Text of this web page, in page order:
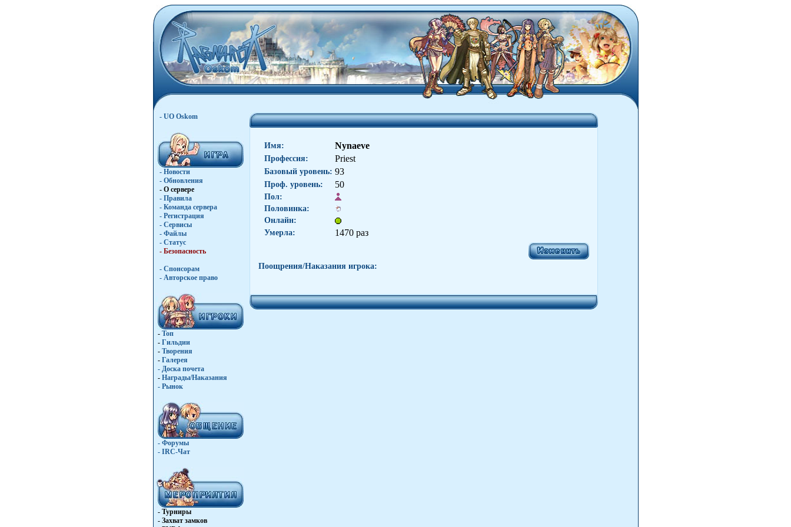
- UO Oskom
- Новости
- Обновления
- О сервере
- Правила
- Команда сервера
- Регистрация
- Сервисы
- Файлы
- Статус
- Безопасность
- Спонсорам
- Авторское право
- Топ
- Гильдии
- Творения
- Галерея
- Доска почета
- Награды/Наказания
- Рынок
- Форумы
- IRC-Чат
- Турниры
- Захват замков
Имя: Nynaeve
Профессия: Priest
Базовый уровень: 93
Проф. уровень: 50
Пол:
Половинка:
Онлайн:
Умерла:
1470 раз
Поощрения/Наказания игрока: